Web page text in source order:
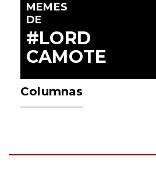
MEMES
DE
#LORD
CAMOTE
Columnas